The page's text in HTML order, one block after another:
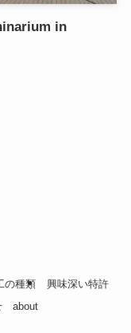
in
の種類
興味深い特許
about